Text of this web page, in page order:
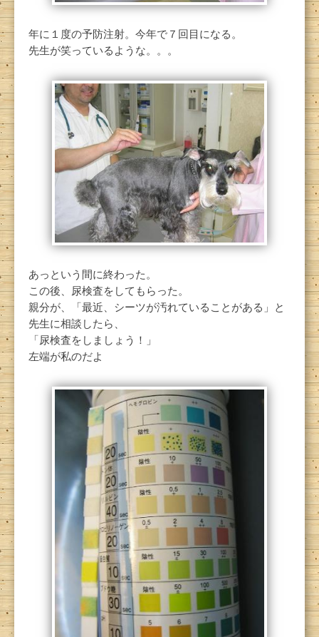
年に１度の予防注射。今年で７回目になる。
先生が笑っているような。。。
あっという間に終わった。
この後、尿検査をしてもらった。
親分が、「最近、シーツが汚れていることがある」と
先生に相談したら、
「尿検査をしましょう！」
左端が私のだよ